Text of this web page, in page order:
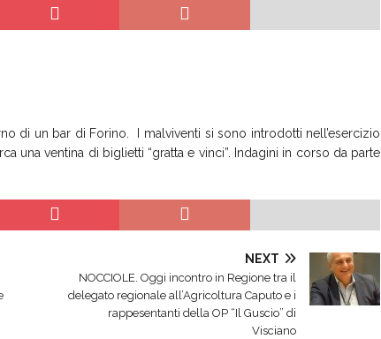
di un bar di Forino. I malviventi si sono introdotti nell’esercizio
una ventina di biglietti “gratta e vinci”. Indagini in corso da parte
NEXT
NOCCIOLE. Oggi incontro in Regione tra il
delegato regionale all’Agricoltura Caputo e i
rappesentanti della OP “Il Guscio” di
Visciano